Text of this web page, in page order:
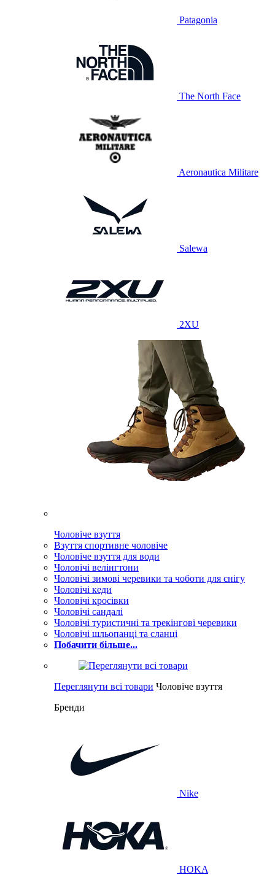
Patagonia
The North Face
Aeronautica Militare
Salewa
2XU
Чоловіче взуття
Взуття спортивне чоловіче
Чоловіче взуття для води
Чоловічі велінгтони
Чоловічі зимові черевики та чоботи для снігу
Чоловічі кеди
Чоловічі кросівки
Чоловічі сандалі
Чоловічі туристичні та трекінгові черевики
Чоловічі шльопанці та сланці
Побачити більше...
Переглянути всі товари Чоловіче взуття
Бренди
Nike
HOKA